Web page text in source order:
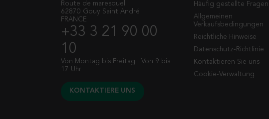
Route de maresquel
62870 Gouy Saint André
FRANCE
+33 3 21 90 00
10
Von Montag bis Freitag
Von 9 bis
17 Uhr
KONTAKTIERE UNS
Häufig gestellte Fragen
Allgemeinen
Verkaufsbedingungen
Reichtliche Hinweise
Datenschutz-Richtlinie
Kontaktieren Sie uns
Cookie-Verwaltung